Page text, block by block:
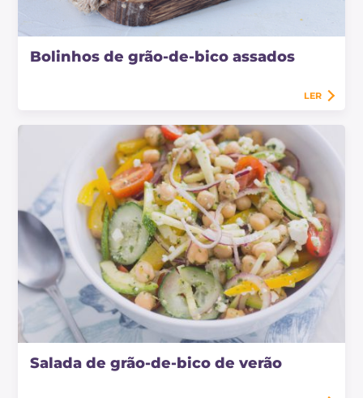
Bolinhos de grão-de-bico assados
LER
Salada de grão-de-bico de verão